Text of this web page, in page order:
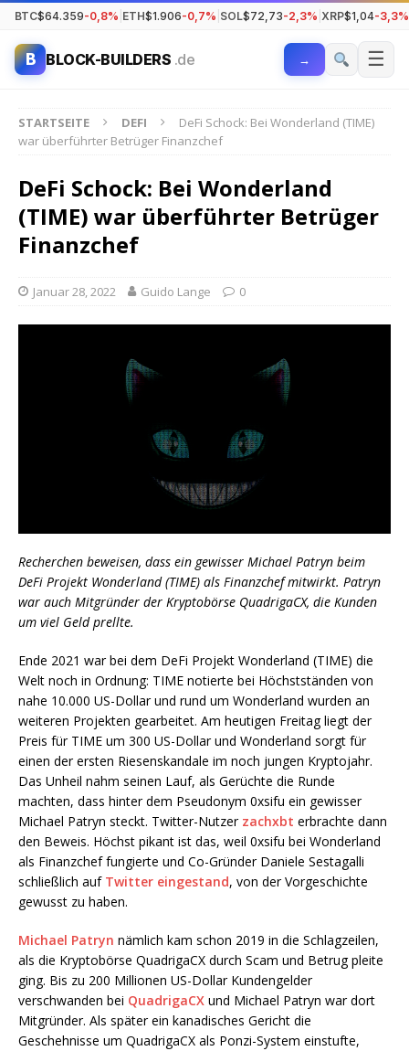
BTC$64.359-0,8% ETH$1.906-0,7% SOL$72,73-2,3% XRP$1,04-3,3%
B BLOCK-BUILDERS .de → ☰
STARTSEITE DEFI
DeFi Schock: Bei Wonderland (TIME)
war überführter Betrüger Finanzchef
DeFi Schock: Bei Wonderland
(TIME) war überführter Betrüger
Finanzchef
Januar 28, 2022 Guido Lange 0
Recherchen beweisen, dass ein gewisser Michael Patryn beim
DeFi Projekt Wonderland (TIME) als Finanzchef mitwirkt. Patryn
war auch Mitgründer der Kryptobörse QuadrigaCX, die Kunden
um viel Geld prellte.
Ende 2021 war bei dem DeFi Projekt Wonderland (TIME) die
Welt noch in Ordnung: TIME notierte bei Höchstständen von
nahe 10.000 US-Dollar und rund um Wonderland wurden an
weiteren Projekten gearbeitet. Am heutigen Freitag liegt der
Preis für TIME um 300 US-Dollar und Wonderland sorgt für
einen der ersten Riesenskandale im noch jungen Kryptojahr.
Das Unheil nahm seinen Lauf, als Gerüchte die Runde
machten, dass hinter dem Pseudonym 0xsifu ein gewisser
Michael Patryn steckt. Twitter-Nutzer zachxbt erbrachte dann
den Beweis. Höchst pikant ist das, weil 0xsifu bei Wonderland
als Finanzchef fungierte und Co-Gründer Daniele Sestagalli
schließlich auf Twitter eingestand, von der Vorgeschichte
gewusst zu haben.
Michael Patryn nämlich kam schon 2019 in die Schlagzeilen,
als die Kryptobörse QuadrigaCX durch Scam und Betrug pleite
ging. Bis zu 200 Millionen US-Dollar Kundengelder
verschwanden bei QuadrigaCX und Michael Patryn war dort
Mitgründer. Als später ein kanadisches Gericht die
Geschehnisse um QuadrigaCX als Ponzi-System einstufte,